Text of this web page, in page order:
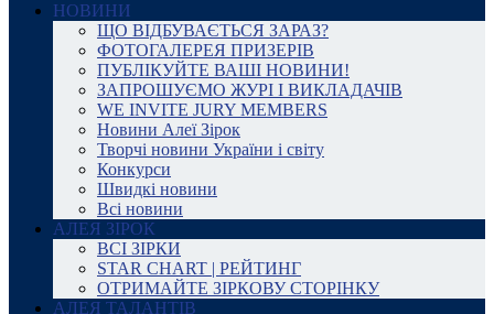
НОВИНИ
ЩО ВІДБУВАЄТЬСЯ ЗАРАЗ?
ФОТОГАЛЕРЕЯ ПРИЗЕРІВ
ПУБЛІКУЙТЕ ВАШІ НОВИНИ!
ЗАПРОШУЄМО ЖУРІ І ВИКЛАДАЧІВ
WE INVITE JURY MEMBERS
Новини Алеї Зірок
Творчі новини України і світу
Конкурси
Швидкі новини
Всі новини
АЛЕЯ ЗІРОК
ВСІ ЗІРКИ
STAR CHART | РЕЙТИНГ
ОТРИМАЙТЕ ЗІРКОВУ СТОРІНКУ
АЛЕЯ ТАЛАНТІВ